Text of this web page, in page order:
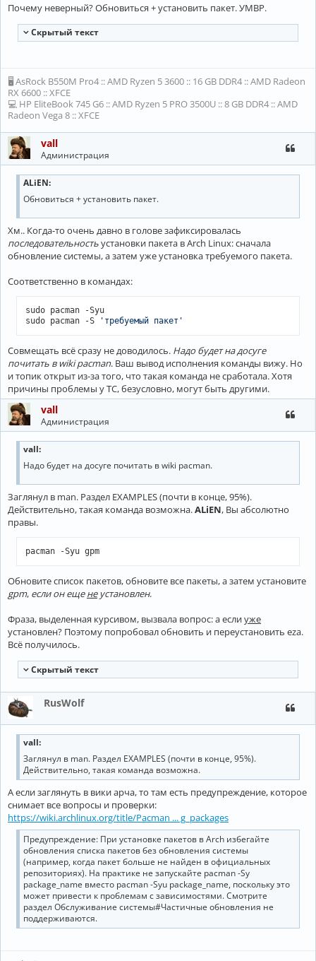
Почему неверный? Обновиться + установить пакет. УМВР.
Cкрытый текст
🖥 AsRock B550M Pro4 :: AMD Ryzen 5 3600 :: 16 GB DDR4 :: AMD Radeon
RX 6600 :: XFCE
💻 HP EliteBook 745 G6 :: AMD Ryzen 5 PRO 3500U :: 8 GB DDR4 :: AMD
Radeon Vega 8 :: XFCE
vall
Администрация
ALiEN:
Обновиться + установить пакет.
Хм.. Когда-то очень давно в голове зафиксировалась
последовательностьустановки пакета в Arch Linux: сначала
обновление системы, а затем уже установка требуемого пакета.
Соответственно в командах:
sudo pacman -Syu
sudo pacman -S
'требуемый пакет'
Совмещать всё сразу не доводилось. Надо будет на досуге
почитать в wiki pacman. Ваш вывод исполнения команды вижу. Но
и топик открыт из-за того, что такая команда не сработала. Хотя
причины проблемы у ТС, безусловно, могут быть другими.
vall
Администрация
vall:
Надо будет на досуге почитать в wiki pacman.
Заглянул в man. Раздел EXAMPLES (почти в конце, 95%).
Действительно, такая команда возможна.ALiEN, Вы абсолютно
правы.
pacman -Syu gpm
Обновите список пакетов, обновите все пакеты, а затем установите
gpm, если он ещенеустановлен.
Фраза, выделенная курсивом, вызвала вопрос: а еслиуже
установлен? Поэтому попробовал обновить и переустановить eza.
Всё получилось.
Cкрытый текст
RusWolf
vall:
Заглянул в man. Раздел EXAMPLES (почти в конце, 95%).
Действительно, такая команда возможна.
А если заглянуть в вики арча, то там есть предупреждение, которое
снимает все вопросы и проверки:
https://wiki.archlinux.org/title/Pacman ... g_packages
Предупреждение: При установке пакетов в Arch избегайте
обновления списка пакетов без обновления системы
(например, когда пакет больше не найден в официальных
репозиториях). На практике не запускайте pacman -Sy
package_name вместо pacman -Syu package_name, поскольку это
может привести к проблемам с зависимостями. Смотрите
раздел Обслуживание системы#Частичные обновления не
поддерживаются.